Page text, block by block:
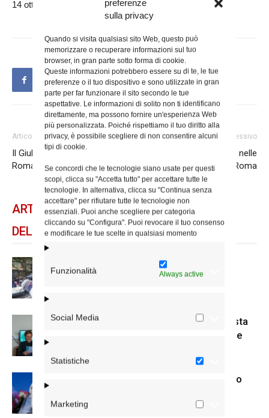
preferenze
sulla privacy
Quando si visita qualsiasi sito Web, questo può
memorizzare o recuperare informazioni sul tuo
browser, in gran parte sotto forma di cookie.
Queste informazioni potrebbero essere su di te, le tue
preferenze o il tuo dispositivo e sono utilizzate in gran
parte per far funzionare il sito secondo le tue
aspettative. Le informazioni di solito non ti identificano
direttamente, ma possono fornire un'esperienza Web
più personalizzata. Poiché rispettiamo il tuo diritto alla
privacy, è possibile scegliere di non consentire alcuni
tipi di cookie.
Se concordi che le tecnologie siano usate per questi
scopi, clicca su "Accetta tutto" per accettare tutte le
tecnologie. In alternativa, clicca su "Continua senza
accettare" per rifiutare tutte le tecnologie non
essenziali. Puoi anche scegliere per categoria
cliccando su "Configura". Puoi revocare il tuo consenso
e modificare le tue scelte in qualsiasi momento
Funzionalità Always active
Social Media
Statistiche
Marketing
14 ottobre 2025
Articolo precedente
Il Giubileo del Centro Oratori
Romani
Articolo successivo
Arte e fede, itinerario nelle
chiese di Roma
ARTICOLI CORRELATI
DELLO STESSO AUTORE
Spin Time: la dichiarazione del
cardinale vicario
Scienze Applicate, la nuova proposta
dell’Istituto Paritario Sant’Apollinare
Dal 28 al 31 agosto il pellegrinaggio